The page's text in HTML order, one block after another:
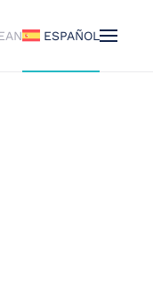
ESPAÑOL